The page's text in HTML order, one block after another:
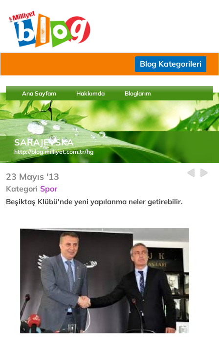
Blog Kategorileri
Ana Sayfam Hakkımda Bloglarım
SARAJEVSKA
http://blog.milliyet.com.tr/hg
23 Mayıs '13
Kategori Spor
Beşiktaş Klübü'nde yeni yapılanma neler getirebilir.